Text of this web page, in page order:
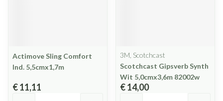
Actimove Sling Comfort
Ind. 5,5cmx1,7m
€ 11,11
3M, Scotchcast
Scotchcast Gipsverb Synth
Wit 5,0cmx3,6m 82002w
€ 14,00